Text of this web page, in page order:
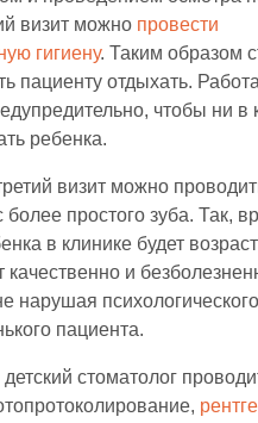
визит можно провести
гигиену. Таким образом
пациенту отдыхать.
чтобы ни в
ребенка.
визит можно
более простого зуба. Так,
в клинике будет
качественно и
нарушая психологического
пациента.
стоматолог